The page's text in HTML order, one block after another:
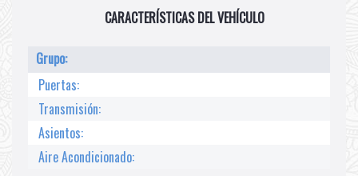
CARACTERÍSTICAS DEL VEHÍCULO
Grupo:
Puertas:
Transmisión:
Asientos:
Aire Acondicionado: